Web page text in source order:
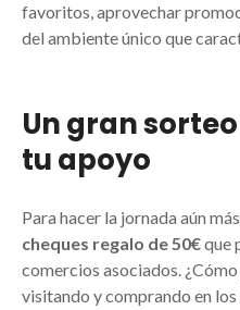
favoritos, aprovechar
del ambiente único que
Un gran
tu apoyo
Para hacer la jornada aún
cheques regalo de 50€que
comercios asociados.
visitando y comprando en